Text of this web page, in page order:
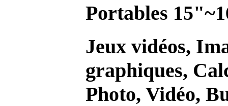
Portables
Jeux vidéos,
graphiques,
Photo, Vidéo,